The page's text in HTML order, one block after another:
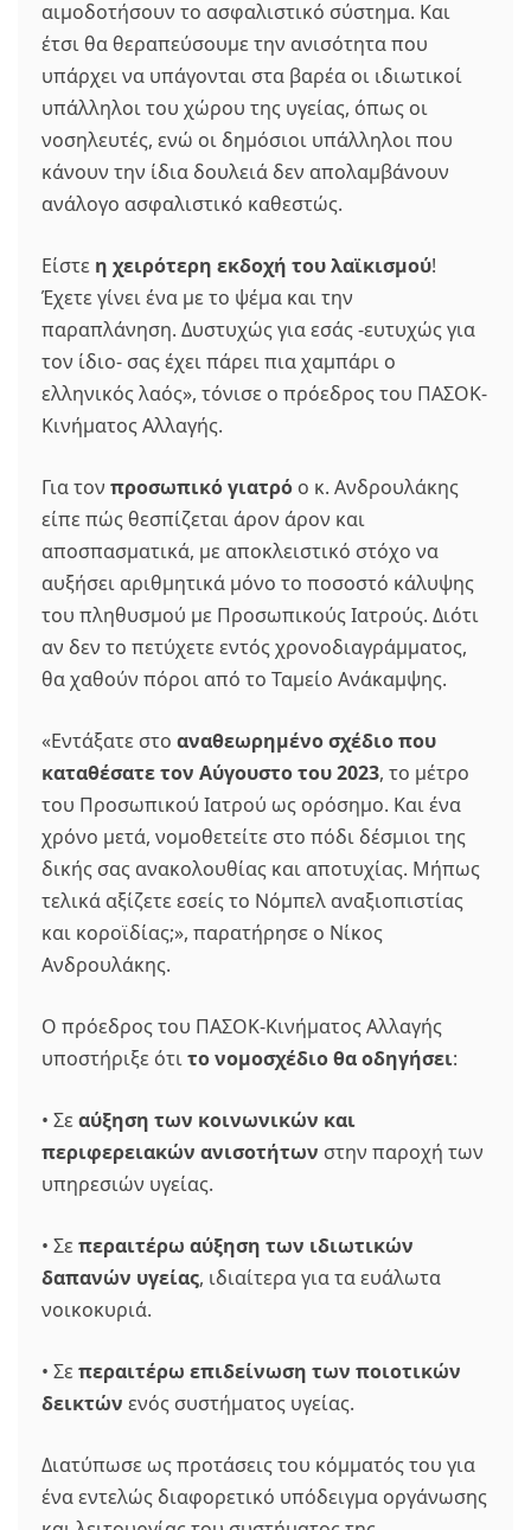
αιμοδοτήσουν το ασφαλιστικό σύστημα. Και
έτσι θα θεραπεύσουμε την ανισότητα που
υπάρχει να υπάγονται στα βαρέα οι ιδιωτικοί
υπάλληλοι του χώρου της υγείας, όπως οι
νοσηλευτές, ενώ οι δημόσιοι υπάλληλοι που
κάνουν την ίδια δουλειά δεν απολαμβάνουν
ανάλογο ασφαλιστικό καθεστώς.
Είστε η χειρότερη εκδοχή του λαϊκισμού!
Έχετε γίνει ένα με το ψέμα και την
παραπλάνηση. Δυστυχώς για εσάς -ευτυχώς για
τον ίδιο- σας έχει πάρει πια χαμπάρι ο
ελληνικός λαός», τόνισε ο πρόεδρος του ΠΑΣΟΚ-
Κινήματος Αλλαγής.
Για τον προσωπικό γιατρό ο κ. Ανδρουλάκης
είπε πώς θεσπίζεται άρον άρον και
αποσπασματικά, με αποκλειστικό στόχο να
αυξήσει αριθμητικά μόνο το ποσοστό κάλυψης
του πληθυσμού με Προσωπικούς Ιατρούς. Διότι
αν δεν το πετύχετε εντός χρονοδιαγράμματος,
θα χαθούν πόροι από το Ταμείο Ανάκαμψης.
«Εντάξατε στο αναθεωρημένο σχέδιο που
καταθέσατε τον Αύγουστο του 2023, το μέτρο
του Προσωπικού Ιατρού ως ορόσημο. Και ένα
χρόνο μετά, νομοθετείτε στο πόδι δέσμιοι της
δικής σας ανακολουθίας και αποτυχίας. Μήπως
τελικά αξίζετε εσείς το Νόμπελ αναξιοπιστίας
και κοροϊδίας;», παρατήρησε ο Νίκος
Ανδρουλάκης.
Ο πρόεδρος του ΠΑΣΟΚ-Κινήματος Αλλαγής
υποστήριξε ότιτο νομοσχέδιο θα οδηγήσει:
• Σε αύξηση των κοινωνικών και
περιφερειακών ανισοτήτων στην παροχή των
υπηρεσιών υγείας.
• Σε περαιτέρω αύξηση των ιδιωτικών
δαπανών υγείας, ιδιαίτερα για τα ευάλωτα
νοικοκυριά.
• Σε περαιτέρω επιδείνωση των ποιοτικών
δεικτών ενός συστήματος υγείας.
Διατύπωσε ως προτάσεις του κόμματός του για
ένα εντελώς διαφορετικό υπόδειγμα οργάνωσης